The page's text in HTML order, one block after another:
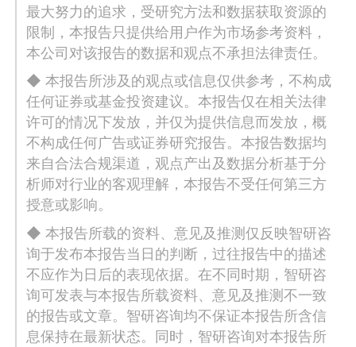
最大努力的追求，受研究方法和数据获取资源的
限制，本报告只提供给用户作为市场参考资料，
本公司对该报告的数据和观点不承担法律责任。
◆ 本报告所涉及的观点或信息仅供参考，不构成
任何证券或基金投资建议。本报告仅在相关法律
许可的情况下发放，并仅为提供信息而发放，概
不构成任何广告或证券研究报告。本报告数据均
来自合法合规渠道，观点产出及数据分析基于分
析师对行业的客观理解，本报告不受任何第三方
授意或影响。
◆ 本报告所载的资料、意见及推测仅反映智研咨
询于发布本报告当日的判断，过往报告中的描述
不应作为日后的表现依据。在不同时期，智研咨
询可发表与本报告所载资料、意见及推测不一致
的报告或文章。智研咨询均不保证本报告所含信
息保持在最新状态。同时，智研咨询对本报告所